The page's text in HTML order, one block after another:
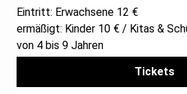
Eintritt: Erwachsene 12 €
ermäßigt: Kinder 10 € / Kitas &
von 4 bis 9 Jahren
Tickets